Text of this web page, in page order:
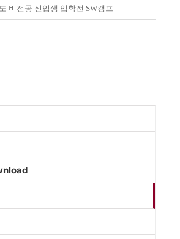
비전공 신입생 입학전 SW캠프